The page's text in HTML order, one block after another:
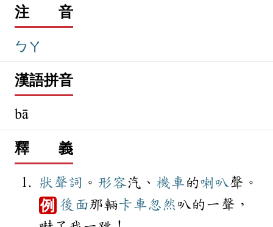
注 音
ㄅㄚ
漢語拼音
bā
釋 義
狀聲詞 。 形容汽、 機車的喇叭聲。
例 後面那輛卡車忽然 叭的一聲，